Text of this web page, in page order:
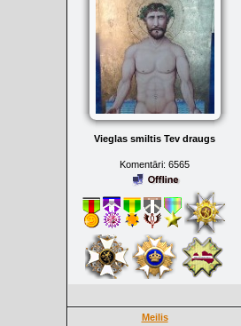
Vieglas smiltis Tev draugs
Komentāri: 6565
Meilis